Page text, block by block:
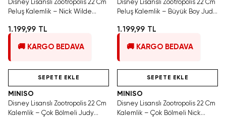
Disney Lisanslı Zootropolis 22 Cm
Peluş Kalemlik – Nick Wilde
1.199,99 TL
🚚 KARGO BEDAVA
Disney Lisanslı Zootropolis 22 Cm
Peluş Kalemlik – Büyük Boy Judy
1.199,99 TL
🚚 KARGO BEDAVA
Tükenmeden Satın Al
SEPETE EKLE
MINISO
Disney Lisanslı Zootropolis 22 Cm
Kalemlik – Çok Bölmeli Judy
SEPETE EKLE
MINISO
Disney Lisanslı Zootropolis 22 Cm
Kalemlik – Çok Bölmeli Nick